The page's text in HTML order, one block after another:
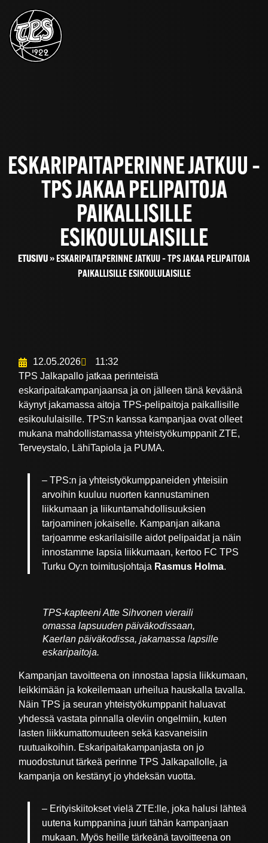
ESKARIPAITAPERINNE JATKUU –
TPS JAKAA PELIPAITOJA
PAIKALLISILLE
ESIKOULULAISILLE
ETUSIVU» ESKARIPAITAPERINNE JATKUU – TPS JAKAA PELIPAITOJA
PAIKALLISILLE ESIKOULULAISILLE
12.05.2026
11:32
TPS Jalkapallo jatkaa perinteistä
eskaripaitakampanjaansa ja on jälleen tänä keväänä
käynyt jakamassa aitoja TPS-pelipaitoja paikallisille
esikoululaisille. TPS:n kanssa kampanjaa ovat olleet
mukana mahdollistamassa yhteistyökumppanit ZTE,
Terveystalo, LähiTapiola ja PUMA.
– TPS:n ja yhteistyökumppaneiden yhteisiin
arvoihin kuuluu nuorten kannustaminen
liikkumaan ja liikuntamahdollisuuksien
tarjoaminen jokaiselle. Kampanjan aikana
tarjoamme eskarilaisille aidot pelipaidat ja näin
innostamme lapsia liikkumaan, kertoo FC TPS
Turku Oy:n toimitusjohtaja Rasmus Holma.
TPS-kapteeni Atte Sihvonen vieraili
omassa lapsuuden päiväkodissaan,
Kaerlan päiväkodissa, jakamassa lapsille
eskaripaitoja.
Kampanjan tavoitteena on innostaa lapsia liikkumaan,
leikkimään ja kokeilemaan urheilua hauskalla tavalla.
Näin TPS ja seuran yhteistyökumppanit haluavat
yhdessä vastata pinnalla oleviin ongelmiin, kuten
lasten liikkumattomuuteen sekä kasvaneisiin
ruutuaikoihin. Eskaripaitakampanjasta on jo
muodostunut tärkeä perinne TPS Jalkapallolle, ja
kampanja on kestänyt jo yhdeksän vuotta.
– Erityiskiitokset vielä ZTE:lle, joka halusi lähteä
uutena kumppanina juuri tähän kampanjaan
mukaan. Myös heille tärkeänä tavoitteena on